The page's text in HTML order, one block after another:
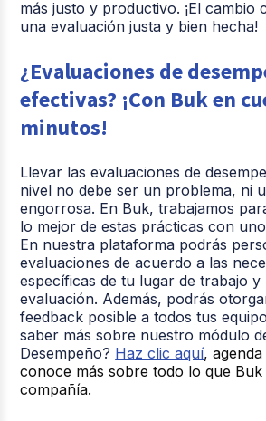
más justo y productivo. ¡El cambio
una evaluación justa y bien hecha!
¿Evaluaciones de
efectivas? ¡Con Buk en
minutos!
Llevar las evaluaciones de
nivel no debe ser un problema, ni
engorrosa. En Buk, trabajamos
lo mejor de estas prácticas con
En nuestra plataforma podrás
evaluaciones de acuerdo a las
específicas de tu lugar de trabajo y
evaluación. Además, podrás
feedback posible a todos tus
saber más sobre nuestro módulo
Desempeño? Haz clic aquí,
conoce más sobre todo lo que
compañía.